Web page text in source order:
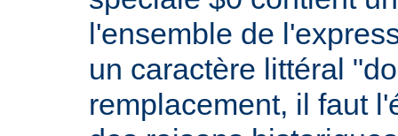
l'ensemble de
un caractère littéral
remplacement, il faut